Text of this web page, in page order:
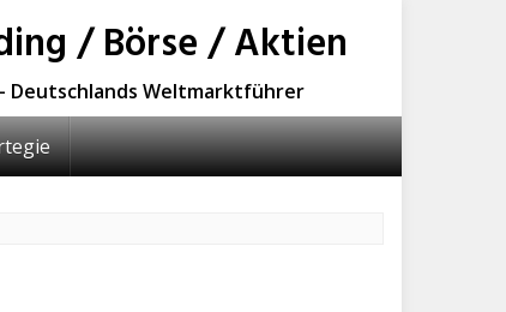
/ Börse / Aktien
Deutschlands Weltmarktführer